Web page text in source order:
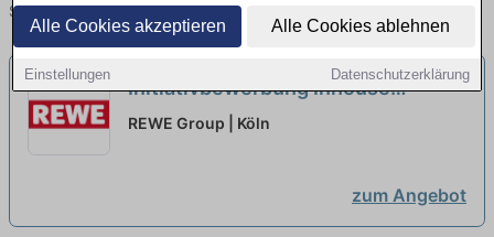
Alle Cookies akzeptieren Alle Cookies ablehnen
Einstellungen Datenschutzerklärung
Stellenangebote im Verkauf, Vertrieb und Handel vergleichen.
Initiativbewerbung Inhouse
Consultant HR-IT (m/w/d)
REWE Group | Köln
zum Angebot